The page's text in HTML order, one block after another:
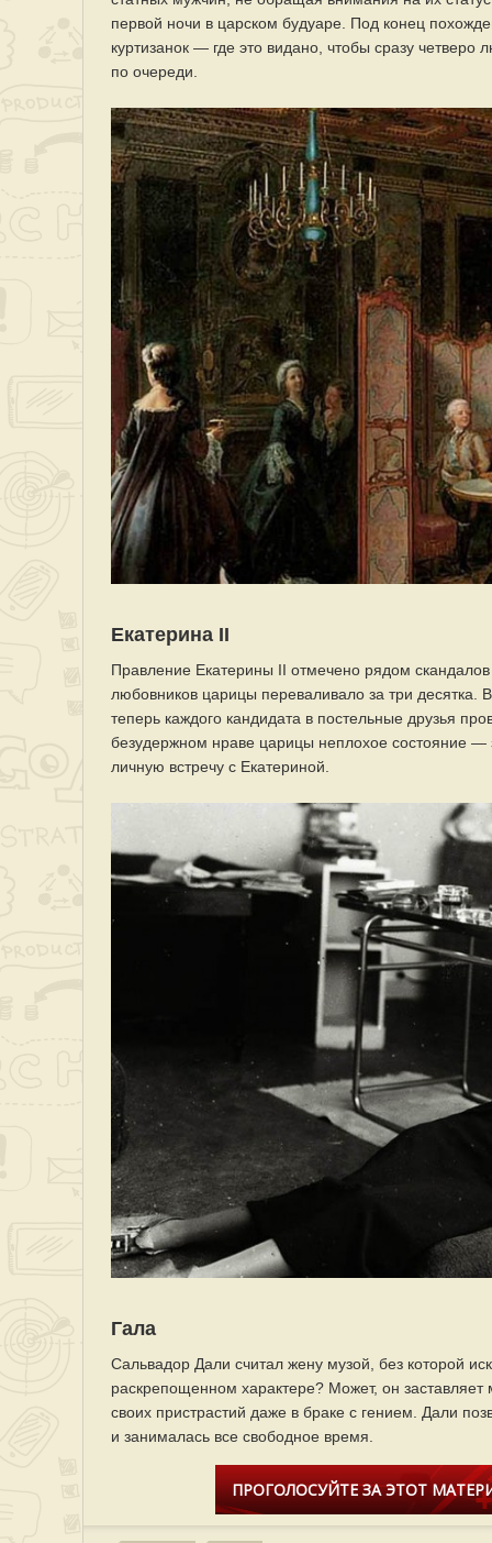
первой ночи в царском будуаре. Под конец
куртизанок — где это видано, чтобы сразу
по очереди.
Екатерина II
Правление Екатерины II отмечено рядом
любовников царицы переваливало за три десятка.
теперь каждого кандидата в постельные друзья
безудержном нраве царицы неплохое состояние —
личную встречу с Екатериной.
Гала
Сальвадор Дали считал жену музой, без которой
раскрепощенном характере? Может, он
своих пристрастий даже в браке с гением. Дали
и занималась все свободное время.
ПРОГОЛОСУЙТЕ ЗА ЭТОТ